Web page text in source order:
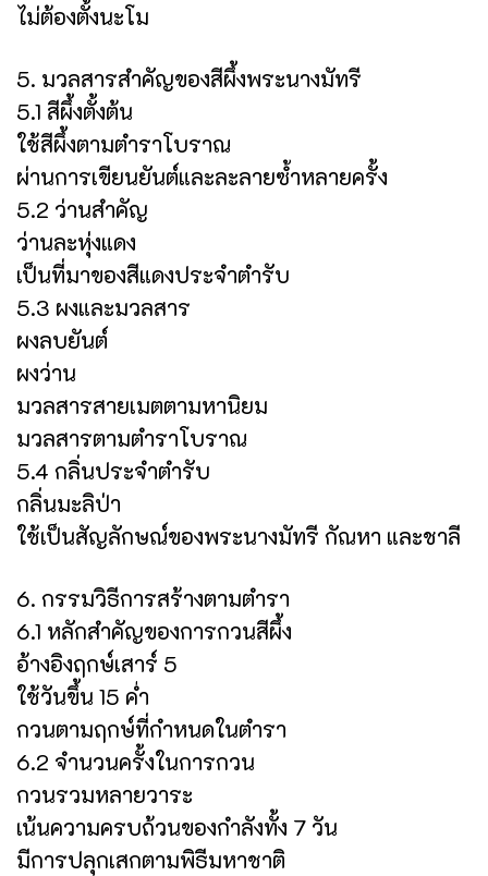
ไม่ต้องตั้งนะโม
5. มวลสารสำคัญของสีผึ้งพระนางมัทรี
5.1 สีผึ้งตั้งต้น
ใช้สีผึ้งตามตำราโบราณ
ผ่านการเขียนยันต์และละลายซ้ำหลายครั้ง
5.2 ว่านสำคัญ
ว่านละหุ่งแดง
เป็นที่มาของสีแดงประจำตำรับ
5.3 ผงและมวลสาร
ผงลบยันต์
ผงว่าน
มวลสารสายเมตตามหานิยม
มวลสารตามตำราโบราณ
5.4 กลิ่นประจำตำรับ
กลิ่นมะลิป่า
ใช้เป็นสัญลักษณ์ของพระนางมัทรี กัณหา และชาลี
6. กรรมวิธีการสร้างตามตำรา
6.1 หลักสำคัญของการกวนสีผึ้ง
อ้างอิงฤกษ์เสาร์ 5
ใช้วันขึ้น 15 ค่ำ
กวนตามฤกษ์ที่กำหนดในตำรา
6.2 จำนวนครั้งในการกวน
กวนรวมหลายวาระ
เน้นความครบถ้วนของกำลังทั้ง 7 วัน
มีการปลุกเสกตามพิธีมหาชาติ